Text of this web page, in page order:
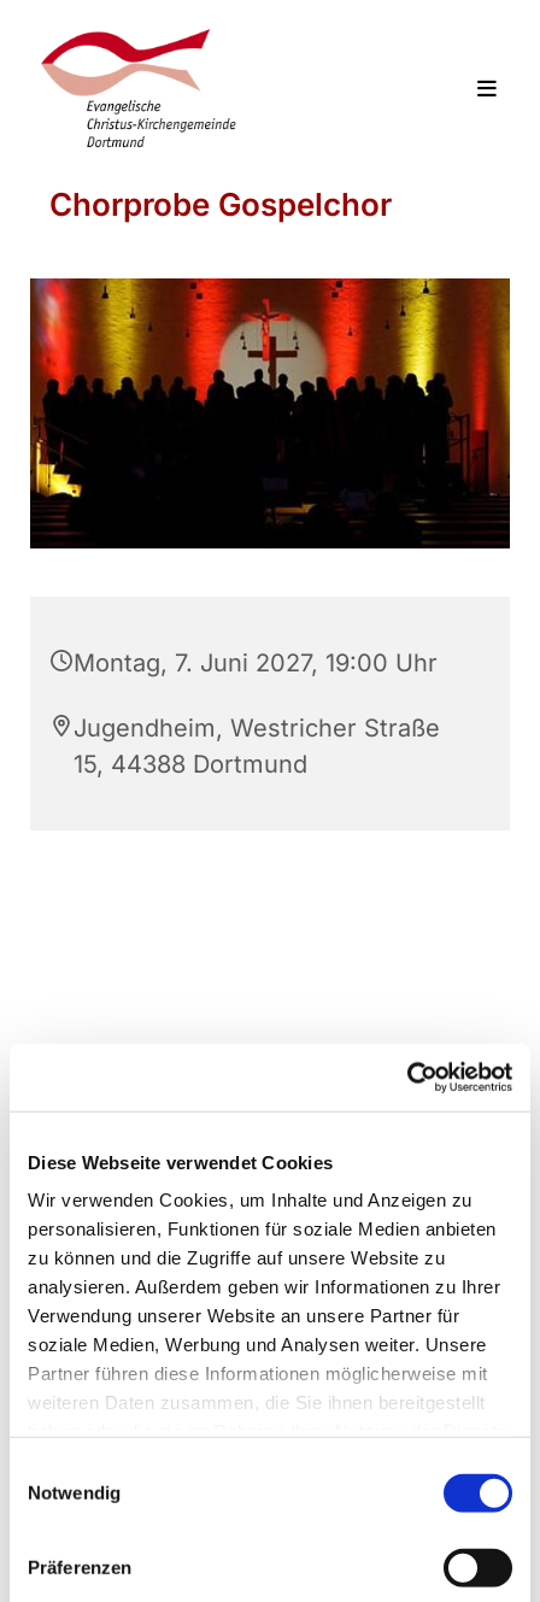
Diese Webseite verwendet Cookies
Wir verwenden Cookies, um Inhalte und Anzeigen zu
personalisieren, Funktionen für soziale Medien anbieten
zu können und die Zugriffe auf unsere Website zu
analysieren. Außerdem geben wir Informationen zu Ihrer
Verwendung unserer Website an unsere Partner für
soziale Medien, Werbung und Analysen weiter. Unsere
Partner führen diese Informationen möglicherweise mit
weiteren Daten zusammen, die Sie ihnen bereitgestellt
Notwendig
Präferenzen
Chorprobe Gospelchor
Montag, 7. Juni 2027, 19:00 Uhr
Jugendheim, Westricher Straße
15, 44388 Dortmund
Dies könnte Sie auch
interessieren